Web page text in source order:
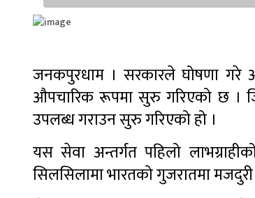
जनकपुरधाम । सरकारले घोषणा गरे
औपचारिक रूपमा सुरु गरिएको छ ।
उपलब्ध गराउन सुरु गरिएको हो ।
यस सेवा अन्तर्गत पहिलो
सिलसिलामा भारतको गुजरातमा